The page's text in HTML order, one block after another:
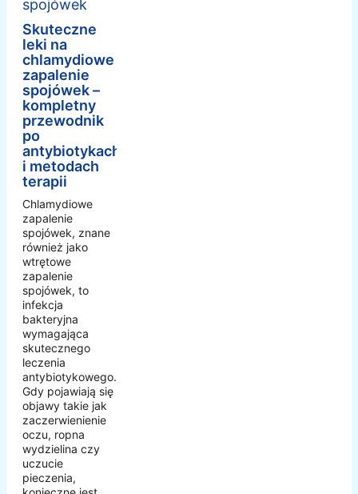
Skuteczne
leki na
chlamydiowe
zapalenie
spojówek –
kompletny
przewodnik
po
antybiotykach
i metodach
terapii
Chlamydiowe
zapalenie
spojówek, znane
również jako
wtrętowe
zapalenie
spojówek, to
infekcja
bakteryjna
wymagająca
skutecznego
leczenia
antybiotykowego.
Gdy pojawiają się
objawy takie jak
zaczerwienienie
oczu, ropna
wydzielina czy
uczucie
pieczenia,